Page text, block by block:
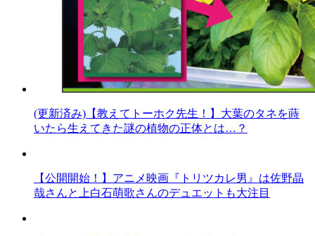
(更新済み)【教えてトーホク先生！】大葉のタネを蒔
いたら生えてきた謎の植物の正体とは…？
【公開開始！】アニメ映画『トリツカレ男』は佐野晶
哉さんと上白石萌歌さんのデュエットも大注目